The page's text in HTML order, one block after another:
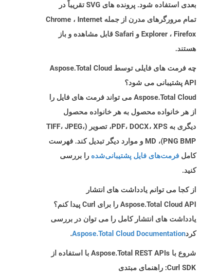
بعدی استفاده شود. پرونده های SVG تقریباً در
تمام مرورگرهای مدرن از جمله Chrome ، Internet
Explorer ، Firefox و Safari قابل مشاهده و باز
هستند.
چه فرمت های فایلی توسط Aspose.Total Cloud
API پشتیبانی می شود؟
Aspose.Total Cloud می تواند فرمت های فایل را
از هر خانواده محصول به هر خانواده محصول
دیگری به PDF، DOCX، XPS، تصویر (TIFF، JPEG،
PNG BMP)، MD و موارد دیگر تبدیل کند. فهرست
کامل فرمت‌های فایل پشتیبانی‌شده را بررسی
کنید.
از کجا می توانم یادداشت های انتشار
Aspose.Total Cloud API را برای Curl پیدا کنم؟
یادداشت های انتشار کامل را می توان در بررسی
کردAspose.Total Cloud Documentation
.
شروع با Aspose.Total REST APIs با استفاده از
Curl SDK: راهنمای مبتدی